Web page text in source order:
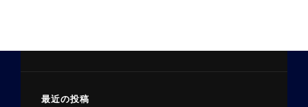
最近の投稿